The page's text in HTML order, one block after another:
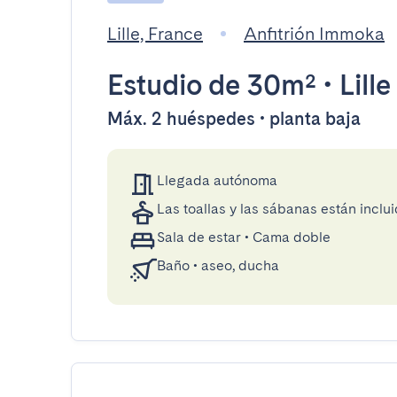
Lille, France Anfitrión Immoka
Estudio de 30m² • Lille
Máx. 2 huéspedes • planta baja
Llegada autónoma
Las toallas y las sábanas están
Sala de estar • Cama doble
Baño • aseo, ducha